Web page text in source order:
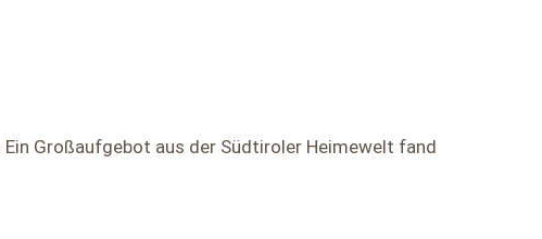
Großaufgebot aus der Südtiroler Heimewelt fand